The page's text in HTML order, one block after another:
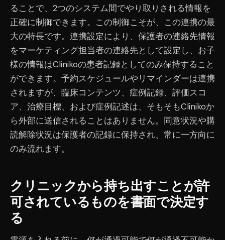
ることで、2つのシステム間でやり取りされる情報を
正確に制御できます。この制御こそが、この連携の最
大の特長です。連携設定により、保護者の連絡先情報
をマーケティング担当者の連絡先として設定し、お子
様の情報はClinikoの患者記録としてのみ保持すること
ができます。予約スケジュールやリマインダーは連携
されますが、臨床コンテンツ、症例記録、評価スコ
ア、治療目標、および症例記述は、そもそもClinikoか
ら外部に送信されることはありません。同意状況や購
読解除状況は保護者の記録に保持され、常に一方向に
のみ流れます。
クリニックから持ち出すことが許
可されているものを書面で決定す
る